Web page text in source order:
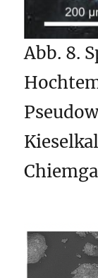
Abb. 8.